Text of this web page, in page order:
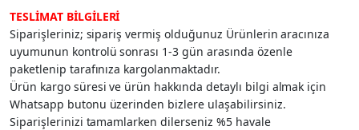
TESLİMAT BİLGİLERİ
Siparişleriniz; sipariş vermiş olduğunuz Ürünlerin aracınıza
uyumunun kontrolü sonrası 1-3 gün arasında özenle
paketlenip tarafınıza kargolanmaktadır.
Ürün kargo süresi ve ürün hakkında detaylı bilgi almak için
Whatsapp butonu üzerinden bizlere ulaşabilirsiniz.
Siparişlerinizi tamamlarken dilerseniz %5 havale